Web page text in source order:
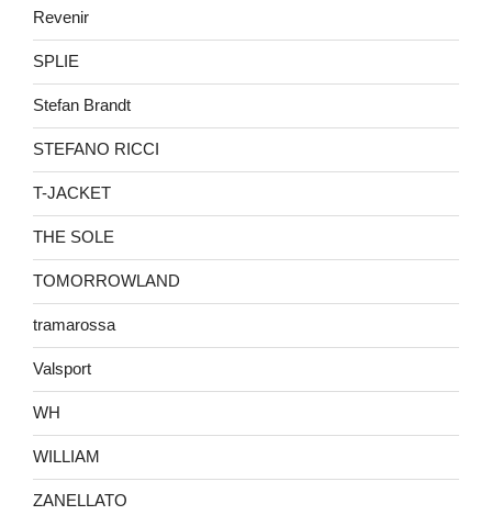
Revenir
SPLIE
Stefan Brandt
STEFANO RICCI
T-JACKET
THE SOLE
TOMORROWLAND
tramarossa
Valsport
WH
WILLIAM
ZANELLATO